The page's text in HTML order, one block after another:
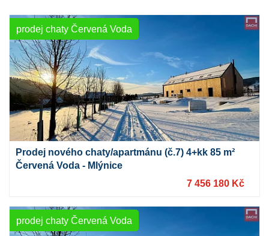
prodej chaty Červená Voda
Prodej nového chaty/apartmánu (č.7) 4+kk 85 m²
Červená Voda - Mlýnice
7 456 180 Kč
prodej chaty Červená Voda